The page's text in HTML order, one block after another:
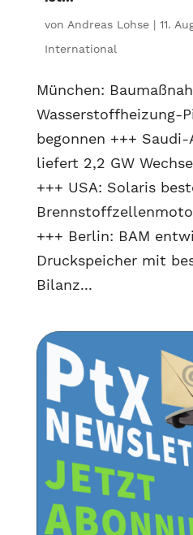
von Andreas Lohse| 11.
International
München:
Wasserstoffheizung-
begonnen +++
liefert 2,2 GW
+++ USA: Solaris
+++ Berlin: BAM
Druckspeicher mit
Bilanz...